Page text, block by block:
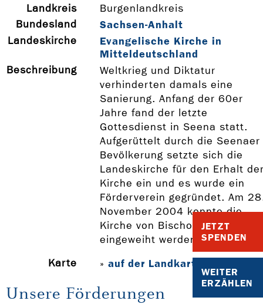
JETZT
SPENDEN
WEITER
ERZÄHLEN
Landkreis
Burgenlandkreis
Bundesland
Sachsen-Anhalt
Landeskirche
Evangelische Kirche in
Mitteldeutschland
Beschreibung
Weltkrieg und Diktatur
verhinderten damals eine
Sanierung. Anfang der 60er
Jahre fand der letzte
Gottesdienst in Seena statt.
Aufgerüttelt durch die Seenaer
Bevölkerung setzte sich die
Landeskirche für den Erhalt
Kirche ein und es wurde ein
Förderverein gegründet. Am
November 2004 konnte die
Kirche von Bischof Noack
eingeweiht werden.
Karte
» auf der Landkarte anzeigen
Unsere Förderungen